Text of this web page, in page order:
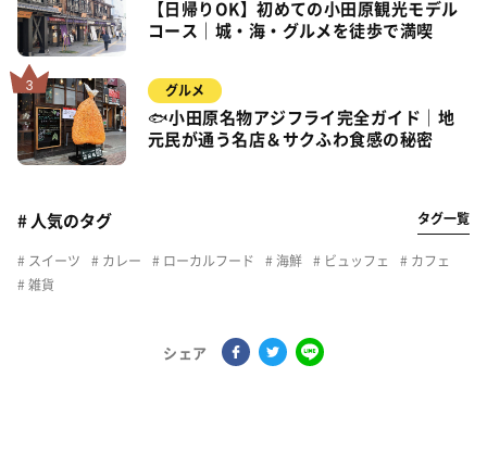
【日帰りOK】初めての小田原観光モデル
コース｜城・海・グルメを徒歩で満喫
グルメ
🐟小田原名物アジフライ完全ガイド｜地
元民が通う名店＆サクふわ食感の秘密
# 人気のタグ タグ一覧
スイーツ カレー ローカルフード 海鮮 ビュッフェ
カフェ
雑貨
シェア